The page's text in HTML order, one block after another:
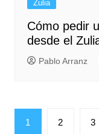
Zulia
Cómo pedir
desde el
Pablo Arranz
Paginación
1 2 3